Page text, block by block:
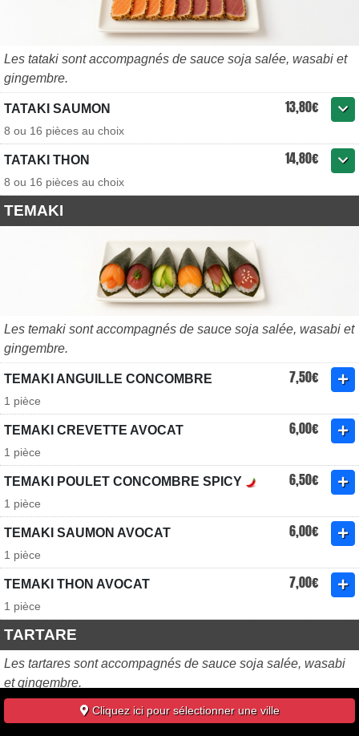
Les tataki sont accompagnés de sauce soja salée, wasabi et
gingembre.
TATAKI SAUMON 13,80€
8 ou 16 pièces au choix
TATAKI THON 14,80€
8 ou 16 pièces au choix
TEMAKI
Les temaki sont accompagnés de sauce soja salée, wasabi et
gingembre.
TEMAKI ANGUILLE CONCOMBRE 7,50€
1 pièce
TEMAKI CREVETTE AVOCAT 6,00€
1 pièce
TEMAKI POULET CONCOMBRE SPICY 6,50€
1 pièce
TEMAKI SAUMON AVOCAT 6,00€
1 pièce
TEMAKI THON AVOCAT 7,00€
1 pièce
TARTARE
Les tartares sont accompagnés de sauce soja salée, wasabi
et gingembre.
TARTARE D'OEUFS DE SAUMON
Cliquez ici pour sélectionner une ville